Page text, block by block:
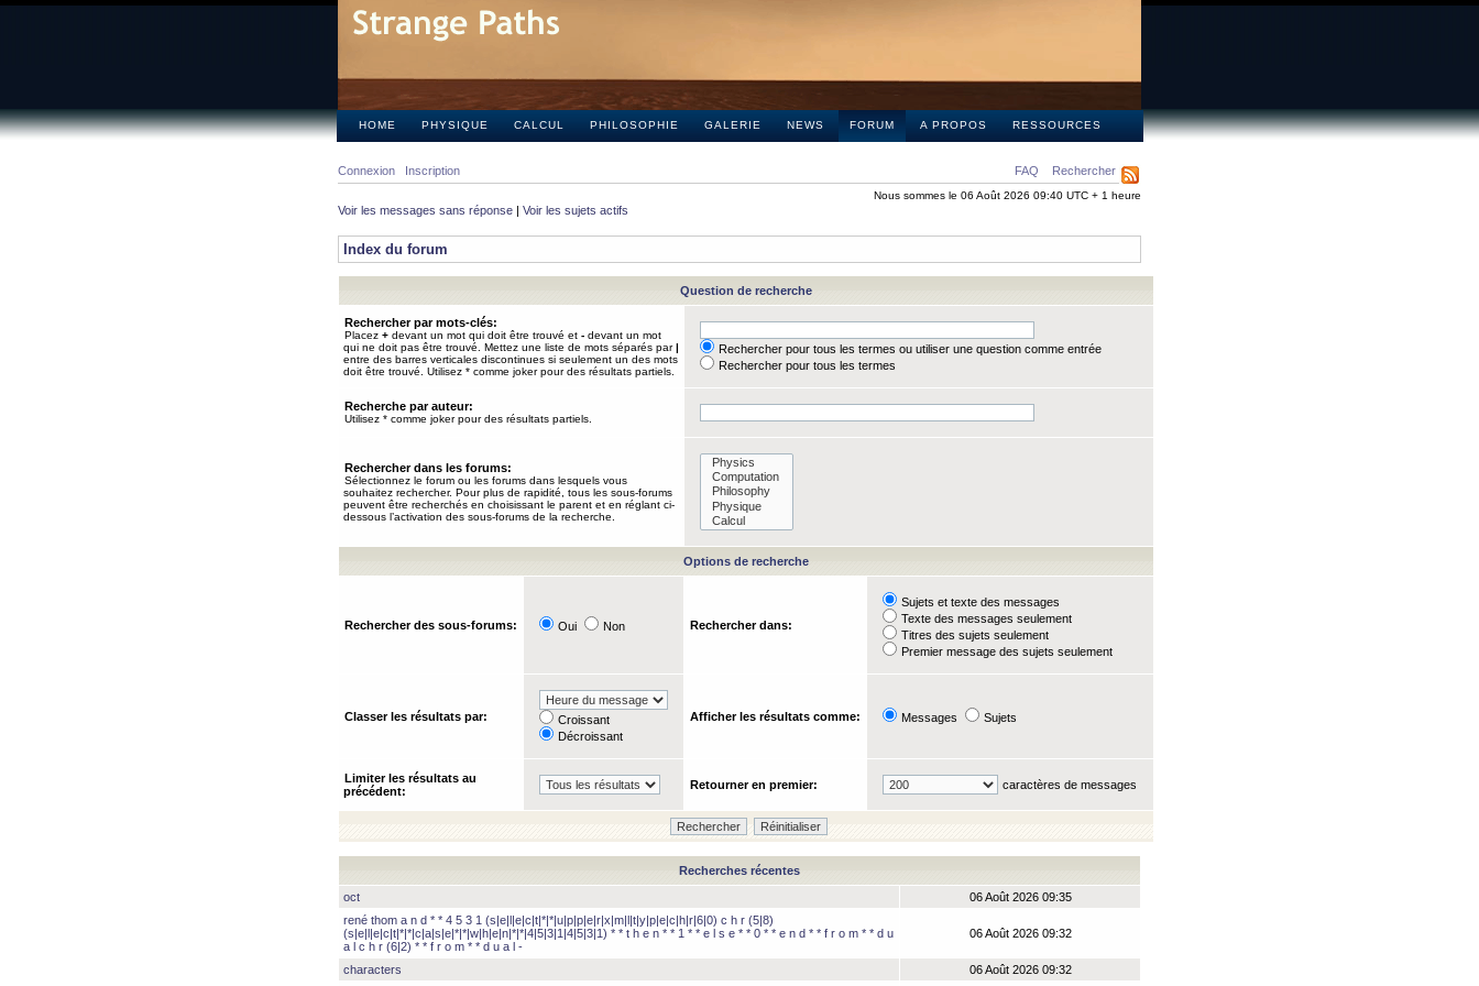
HOME PHYSIQUE CALCUL PHILOSOPHIE GALERIE NEWS FORUM A PROPOS RESSOURCES
FAQ Rechercher
Connexion Inscription
Nous sommes le 06 Août 2026 09:40 UTC + 1 heure
Voir les messages sans réponse | Voir les sujets actifs
Index du forum
Question de recherche
Rechercher par mots-clés:
Placez + devant un mot qui doit être trouvé et - devant un mot
qui ne doit pas être trouvé. Mettez une liste de mots séparés par|
entre des barres verticales discontinues si seulement un des mots
doit être trouvé. Utilisez * comme joker pour des résultats partiels.
Rechercher pour tous les termes ou utiliser une question comme entrée
Rechercher pour tous les termes
Recherche par auteur:
Utilisez * comme joker pour des résultats partiels.
Rechercher dans les forums:
Sélectionnez le forum ou les forums dans lesquels vous
souhaitez rechercher. Pour plus de rapidité, tous les sous-forums
peuvent être recherchés en choisissant le parent et en réglant ci-
dessous l’activation des sous-forums de la recherche.
Options de recherche
Rechercher des sous-forums: Oui Non Rechercher dans:
Sujets et texte des messages
Texte des messages seulement
Titres des sujets seulement
Premier message des sujets seulement
Classer les résultats par:
Croissant
Décroissant
Afficher les résultats comme: Messages Sujets
Limiter les résultats au
précédent:
Retourner en premier: caractères de messages
Recherches récentes
oct
06 Août 2026 09:35
rené thom a n d * * 4 5 3 1 (s|e|l|e|c|t|*|*|u|p|p|e|r|x|m|l|t|y|p|e|c|h|r|6|0) c h r (5|8)
(s|e|l|e|c|t|*|*|c|a|s|e|*|*|w|h|e|n|*|*|4|5|3|1|4|5|3|1) * * t h e n * * 1 * * e l s e * * 0 * * e n d * * f r o m * * d u
a l c h r (6|2) * * f r o m * * d u a l -
06 Août 2026 09:32
characters 06 Août 2026 09:32